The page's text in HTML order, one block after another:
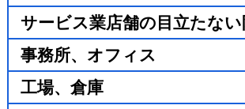
サービス業店舗の目立たな
事務所、オフィス
工場、倉庫